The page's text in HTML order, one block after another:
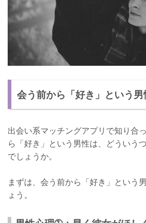
会う前から「好き」という
出会い系マッチングアプリで知り合
ら「好き」という男性は、どういう
でしょうか。
まずは、会う前から「好き」という
ょう。